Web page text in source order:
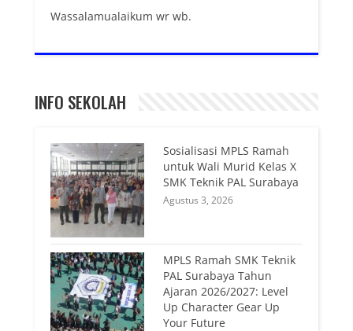
Wassalamualaikum wr wb.
INFO SEKOLAH
Sosialisasi MPLS Ramah
untuk Wali Murid Kelas X
SMK Teknik PAL Surabaya
Agustus 3, 2026
MPLS Ramah SMK Teknik
PAL Surabaya Tahun
Ajaran 2026/2027: Level
Up Character Gear Up
Your Future